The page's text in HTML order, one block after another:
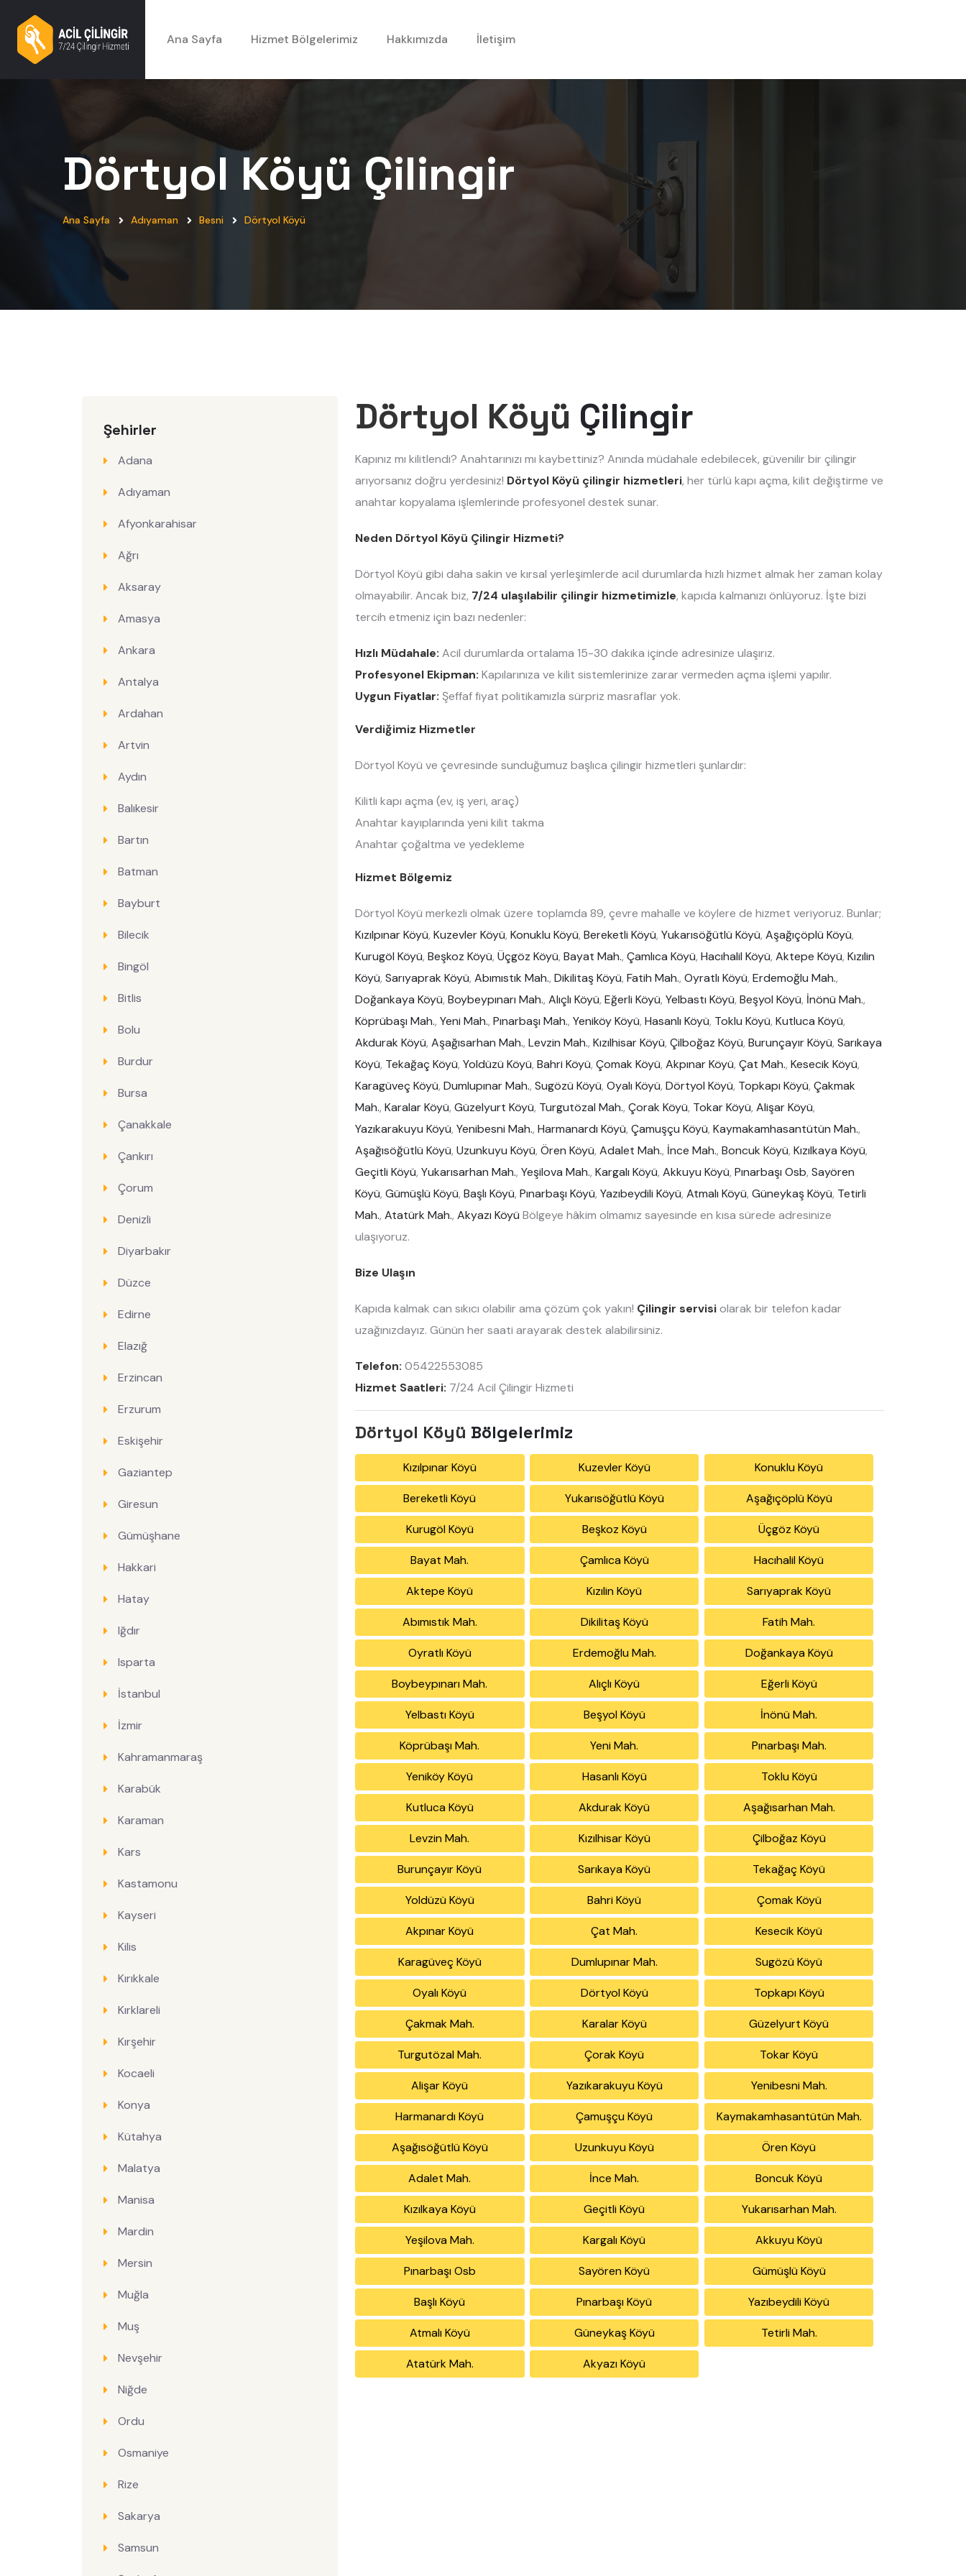
Ana Sayfa Hizmet Bölgelerimiz Hakkımızda İletişim
Dörtyol Köyü Çilingir
Ana Sayfa Adıyaman Besni Dörtyol Köyü
Şehirler
Adana
Adıyaman
Afyonkarahisar
Ağrı
Aksaray
Amasya
Ankara
Antalya
Ardahan
Artvin
Aydın
Balıkesir
Bartın
Batman
Bayburt
Bilecik
Bingöl
Bitlis
Bolu
Burdur
Bursa
Çanakkale
Çankırı
Çorum
Denizli
Diyarbakır
Düzce
Edirne
Elazığ
Erzincan
Erzurum
Eskişehir
Gaziantep
Giresun
Gümüşhane
Hakkari
Hatay
Iğdır
Isparta
İstanbul
İzmir
Kahramanmaraş
Karabük
Karaman
Kars
Kastamonu
Kayseri
Kilis
Kırıkkale
Kırklareli
Kırşehir
Kocaeli
Konya
Kütahya
Malatya
Manisa
Mardin
Mersin
Muğla
Muş
Nevşehir
Niğde
Ordu
Osmaniye
Rize
Sakarya
Samsun
Dörtyol Köyü Çilingir
Kapınız mı kilitlendi? Anahtarınızı mı kaybettiniz? Anında müdahale edebilecek, güvenilir bir çilingir
arıyorsanız doğru yerdesiniz! Dörtyol Köyü çilingir hizmetleri, her türlü kapı açma, kilit değiştirme ve
anahtar kopyalama işlemlerinde profesyonel destek sunar.
Neden Dörtyol Köyü Çilingir Hizmeti?
Dörtyol Köyü gibi daha sakin ve kırsal yerleşimlerde acil durumlarda hızlı hizmet almak her zaman kolay
olmayabilir. Ancak biz, 7/24 ulaşılabilir çilingir hizmetimizle, kapıda kalmanızı önlüyoruz. İşte bizi
tercih etmeniz için bazı nedenler:
Hızlı Müdahale: Acil durumlarda ortalama 15-30 dakika içinde adresinize ulaşırız.
Profesyonel Ekipman: Kapılarınıza ve kilit sistemlerinize zarar vermeden açma işlemi yapılır.
Uygun Fiyatlar: Şeffaf fiyat politikamızla sürpriz masraflar yok.
Verdiğimiz Hizmetler
Dörtyol Köyü ve çevresinde sunduğumuz başlıca çilingir hizmetleri şunlardır:
Kilitli kapı açma (ev, iş yeri, araç)
Anahtar kayıplarında yeni kilit takma
Anahtar çoğaltma ve yedekleme
Hizmet Bölgemiz
Dörtyol Köyü merkezli olmak üzere toplamda 89, çevre mahalle ve köylere de hizmet veriyoruz. Bunlar;
Kızılpınar Köyü, Kuzevler Köyü, Konuklu Köyü, Bereketli Köyü, Yukarısöğütlü Köyü, Aşağıçöplü Köyü,
Kurugöl Köyü, Beşkoz Köyü, Üçgöz Köyü, Bayat Mah., Çamlıca Köyü, Hacıhalil Köyü, Aktepe Köyü, Kızılin
Köyü, Sarıyaprak Köyü, Abımıstık Mah., Dikilitaş Köyü, Fatih Mah., Oyratlı Köyü, Erdemoğlu Mah.,
Doğankaya Köyü, Boybeypınarı Mah., Alıçlı Köyü, Eğerli Köyü, Yelbastı Köyü, Beşyol Köyü, İnönü Mah.,
Köprübaşı Mah., Yeni Mah., Pınarbaşı Mah., Yeniköy Köyü, Hasanlı Köyü, Toklu Köyü, Kutluca Köyü,
Akdurak Köyü, Aşağısarhan Mah., Levzin Mah., Kızılhisar Köyü, Çilboğaz Köyü, Burunçayır Köyü, Sarıkaya
Köyü, Tekağaç Köyü, Yoldüzü Köyü, Bahri Köyü, Çomak Köyü, Akpınar Köyü, Çat Mah., Kesecik Köyü,
Karagüveç Köyü, Dumlupınar Mah., Sugözü Köyü, Oyalı Köyü, Dörtyol Köyü, Topkapı Köyü, Çakmak
Mah., Karalar Köyü, Güzelyurt Köyü, Turgutözal Mah., Çorak Köyü, Tokar Köyü, Alişar Köyü,
Yazıkarakuyu Köyü, Yenibesni Mah., Harmanardı Köyü, Çamuşçu Köyü, Kaymakamhasantütün Mah.,
Aşağısöğütlü Köyü, Uzunkuyu Köyü, Ören Köyü, Adalet Mah., İnce Mah., Boncuk Köyü, Kızılkaya Köyü,
Geçitli Köyü, Yukarısarhan Mah., Yeşilova Mah., Kargalı Köyü, Akkuyu Köyü, Pınarbaşı Osb, Sayören
Köyü, Gümüşlü Köyü, Başlı Köyü, Pınarbaşı Köyü, Yazıbeydili Köyü, Atmalı Köyü, Güneykaş Köyü, Tetirli
Mah., Atatürk Mah., Akyazı Köyü Bölgeye hâkim olmamız sayesinde en kısa sürede adresinize
ulaşıyoruz.
Bize Ulaşın
Kapıda kalmak can sıkıcı olabilir ama çözüm çok yakın! Çilingir servisiolarak bir telefon kadar
uzağınızdayız. Günün her saati arayarak destek alabilirsiniz.
Telefon: 05422553085
Hizmet Saatleri: 7/24 Acil Çilingir Hizmeti
Dörtyol Köyü Bölgelerimiz
Kızılpınar Köyü Kuzevler Köyü Konuklu Köyü
Bereketli Köyü Yukarısöğütlü Köyü Aşağıçöplü Köyü
Kurugöl Köyü Beşkoz Köyü Üçgöz Köyü
Bayat Mah. Çamlıca Köyü Hacıhalil Köyü
Aktepe Köyü Kızılin Köyü Sarıyaprak Köyü
Abımıstık Mah. Dikilitaş Köyü Fatih Mah.
Oyratlı Köyü Erdemoğlu Mah. Doğankaya Köyü
Boybeypınarı Mah. Alıçlı Köyü Eğerli Köyü
Yelbastı Köyü Beşyol Köyü İnönü Mah.
Köprübaşı Mah. Yeni Mah. Pınarbaşı Mah.
Yeniköy Köyü Hasanlı Köyü Toklu Köyü
Kutluca Köyü Akdurak Köyü Aşağısarhan Mah.
Levzin Mah. Kızılhisar Köyü Çilboğaz Köyü
Burunçayır Köyü Sarıkaya Köyü Tekağaç Köyü
Yoldüzü Köyü Bahri Köyü Çomak Köyü
Akpınar Köyü Çat Mah. Kesecik Köyü
Karagüveç Köyü Dumlupınar Mah. Sugözü Köyü
Oyalı Köyü Dörtyol Köyü Topkapı Köyü
Çakmak Mah. Karalar Köyü Güzelyurt Köyü
Turgutözal Mah. Çorak Köyü Tokar Köyü
Alişar Köyü Yazıkarakuyu Köyü Yenibesni Mah.
Harmanardı Köyü Çamuşçu Köyü Kaymakamhasantütün Mah.
Aşağısöğütlü Köyü Uzunkuyu Köyü Ören Köyü
Adalet Mah. İnce Mah. Boncuk Köyü
Kızılkaya Köyü Geçitli Köyü Yukarısarhan Mah.
Yeşilova Mah. Kargalı Köyü Akkuyu Köyü
Pınarbaşı Osb Sayören Köyü Gümüşlü Köyü
Başlı Köyü Pınarbaşı Köyü Yazıbeydili Köyü
Atmalı Köyü Güneykaş Köyü Tetirli Mah.
Atatürk Mah. Akyazı Köyü